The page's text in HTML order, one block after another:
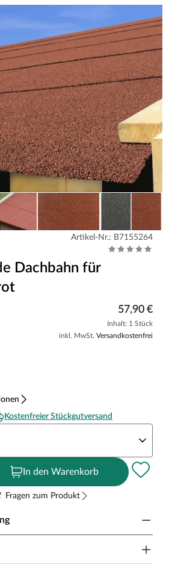
Artikel-Nr.: B7155264
Dachbahn für
57,90 €
Inhalt: 1 Stück
inkl. MwSt. Versandkostenfrei
Kostenfreier Stückgutversand
In den Warenkorb
Fragen zum Produkt
Dachbahn